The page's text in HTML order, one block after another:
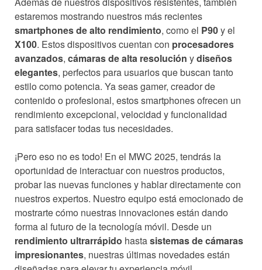
estaremos mostrando nuestros más recientes
smartphones de alto rendimiento, como el P90y el
X100. Estos dispositivos cuentan con procesadores
avanzados, cámaras de alta resolución ydiseños
elegantes, perfectos para usuarios que buscan tanto
estilo como potencia. Ya seas gamer, creador de
contenido o profesional, estos smartphones ofrecen un
rendimiento excepcional, velocidad y funcionalidad
para satisfacer todas tus necesidades.
¡Pero eso no es todo! En el MWC 2025, tendrás la
oportunidad de interactuar con nuestros productos,
probar las nuevas funciones y hablar directamente con
nuestros expertos. Nuestro equipo está emocionado de
mostrarte cómo nuestras innovaciones están dando
forma al futuro de la tecnología móvil. Desde un
rendimiento ultrarrápido hastasistemas de cámaras
impresionantes, nuestras últimas novedades están